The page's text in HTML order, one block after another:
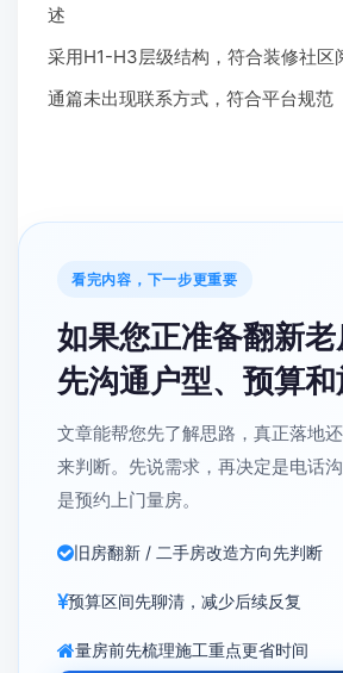
述
采用H1-H3层级结构，符合装修社区
通篇未出现联系方式，符合平台规范
看完内容，下一步更重要
如果您正准备翻新
先沟通户型、预算
文章能帮您先了解思路，真正落地
来判断。先说需求，再决定是电话
是预约上门量房。
旧房翻新 / 二手房改造方向先判断
预算区间先聊清，减少后续反复
量房前先梳理施工重点更省时间